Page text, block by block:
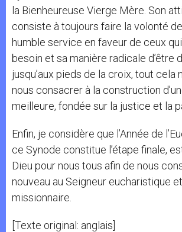
la Bienheureuse Vierge Mère. Son
consiste à toujours faire la volonté
humble service en faveur de ceux
besoin et sa manière radicale d’être
jusqu’aux pieds de la croix, tout cela
nous consacrer à la construction
meilleure, fondée sur la justice et la
Enfin, je considère que l’Année de
ce Synode constitue l’étape finale,
Dieu pour nous tous afin de nous
nouveau au Seigneur eucharistique
missionnaire.
[Texte original: anglais]